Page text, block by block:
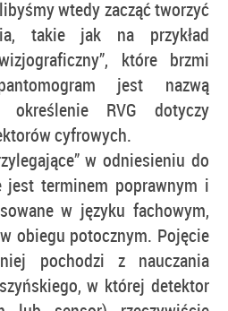
wtedy zacząć tworzyć
takie jak na przykład
które brzmi
jest nazwą
określenie RVG dotyczy
cyfrowych.
w odniesieniu do
jest terminem poprawnym i
w języku fachowym,
obiegu potocznym. Pojęcie
pochodzi z nauczania
w której detektor